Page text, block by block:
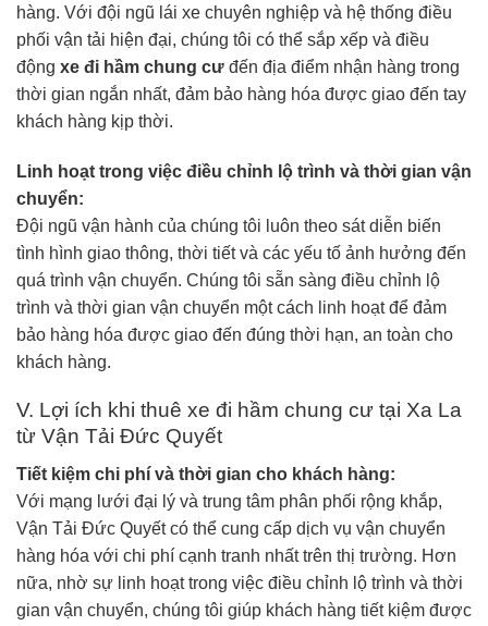
hàng. Với đội ngũ lái xe chuyên nghiệp và hệ thống điều
phối vận tải hiện đại, chúng tôi có thể sắp xếp và điều
động xe đi hầm chung cư đến địa điểm nhận hàng trong
thời gian ngắn nhất, đảm bảo hàng hóa được giao đến tay
khách hàng kịp thời.
Linh hoạt trong việc điều chỉnh lộ trình và thời gian vận
chuyển:
Đội ngũ vận hành của chúng tôi luôn theo sát diễn biến
tình hình giao thông, thời tiết và các yếu tố ảnh hưởng đến
quá trình vận chuyển. Chúng tôi sẵn sàng điều chỉnh lộ
trình và thời gian vận chuyển một cách linh hoạt để đảm
bảo hàng hóa được giao đến đúng thời hạn, an toàn cho
khách hàng.
V. Lợi ích khi thuê xe đi hầm chung cư tại Xa La
từ Vận Tải Đức Quyết
Tiết kiệm chi phí và thời gian cho khách hàng:
Với mạng lưới đại lý và trung tâm phân phối rộng khắp,
Vận Tải Đức Quyết có thể cung cấp dịch vụ vận chuyển
hàng hóa với chi phí cạnh tranh nhất trên thị trường. Hơn
nữa, nhờ sự linh hoạt trong việc điều chỉnh lộ trình và thời
gian vận chuyển, chúng tôi giúp khách hàng tiết kiệm được